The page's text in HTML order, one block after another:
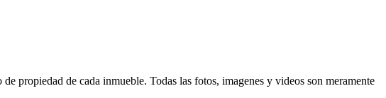
propiedad de cada inmueble. Todas las fotos, imagenes y videos son meramente